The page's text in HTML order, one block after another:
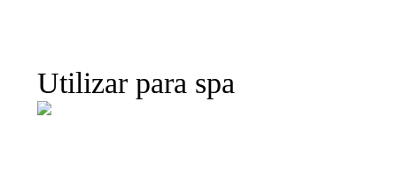
Utilizar para spa